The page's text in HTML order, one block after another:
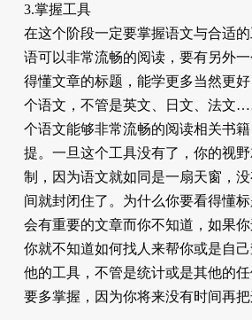
3.掌握工具
在这个阶段一定要掌握语文与合适
语可以非常流畅的阅读，要有另外
得懂文章的标题，能学更多当然更
个语文，不管是英文、日文、法文
个语文能够非常流畅的阅读相关书
提。一旦这个工具没有了，你的视
制，因为语文就如同是一扇天窗，
间就​​封闭住了。为什么你要看得懂
会有重要的文章而你不知道，如果你
你就不知道如何找人来帮你或是自
他的工具，不管是统计或是其他的
要多掌握，因为你将来没有时间再把